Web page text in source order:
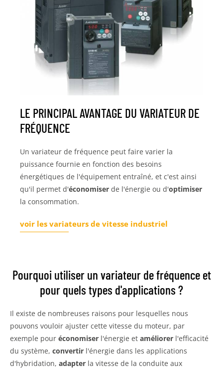
LE PRINCIPAL AVANTAGE DU VARIATEUR DE
FRÉQUENCE
Un variateur de fréquence peut faire varier la
puissance fournie en fonction des besoins
énergétiques de l'équipement entraîné, et c'est ainsi
qu'il permet d'économiser de l'énergie ou d'optimiser
la consommation.
voir les variateurs de vitesse industriel
Pourquoi utiliser un variateur de fréquence et
pour quels types d'applications ?
Il existe de nombreuses raisons pour lesquelles nous
pouvons vouloir ajuster cette vitesse du moteur, par
exemple pour économiser l'énergie et améliorer l'efficacité
du système, convertir l'énergie dans les applications
d'hybridation, adapter la vitesse de la conduite aux